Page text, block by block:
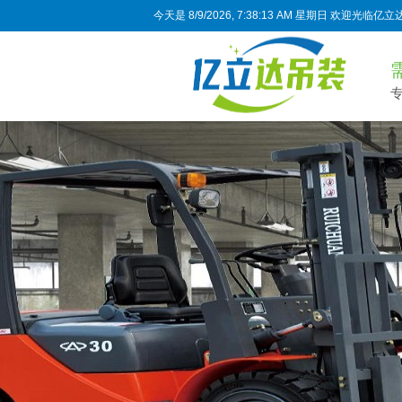
今天是 8/9/2026, 7:38:14 AM 星期日 欢迎光临亿立